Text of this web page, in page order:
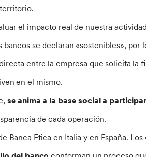
el impacto real de nuestra
se declaran «sostenibles», por
entre la empresa que solicita la
en el mismo.
se anima a la base social a
de cada operación.
Banca Etica en Italia y en España. Los